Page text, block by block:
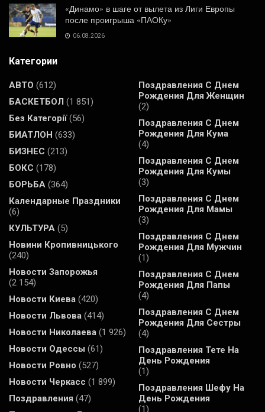
«Динамо» в шаге от вылета из Лиги Европы
после проигрыша «ПАОКу»
06.08.2026
Категории
АВТО (612)
БАСКЕТБОЛ (1 851)
Без Категорії(56)
БИАТЛОН (633)
БИЗНЕС (213)
БОКС (178)
БОРЬБА (364)
Календарные Праздники
(6)
КУЛЬТУРА (5)
Новини Кропивницького
(240)
Новости Запорожья
(2 154)
Новости Киева (420)
Новости Львова (414)
Новости Николаева (1 926)
Новости Одессы (61)
Новости Ровно (527)
Новости Черкасс (1 899)
Поздравления (47)
Поздравления С Днем
Рождения Для Женщин
(2)
Поздравления С Днем
Рождения Для Кума
(4)
Поздравления С Днем
Рождения Для Кумы
(3)
Поздравления С Днем
Рождения Для Мамы
(3)
Поздравления С Днем
Рождения Для Мужчин
(1)
Поздравления С Днем
Рождения Для Папы
(4)
Поздравления С Днем
Рождения Для Сестры
(4)
Поздравления Тете На
День Рождения
(1)
Поздравления Шефу На
День Рождения
(1)